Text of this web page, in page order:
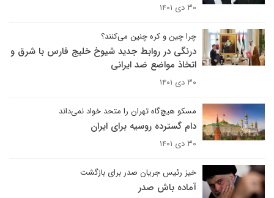
۳۰ دی ۱۴۰۱
چرا چین و کره چنین می‌کنند؟
درنگی در روابط جدید شیوخ خلیج فارس با شرق و
اتخاذ مواضع ضد ایرانی
۳۰ دی ۱۴۰۱
مسکو هیچ‌گاه تهران را متحد خواد نمی‌داند
دام گسترده روسیه برای ایران
۳۰ دی ۱۴۰۱
خیز رئیس جریان صدر برای بازگشت
آماده باش صدر